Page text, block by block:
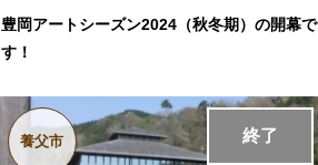
豊岡アートシーズン2024（秋冬期）の開幕で
す！
終了
養父市